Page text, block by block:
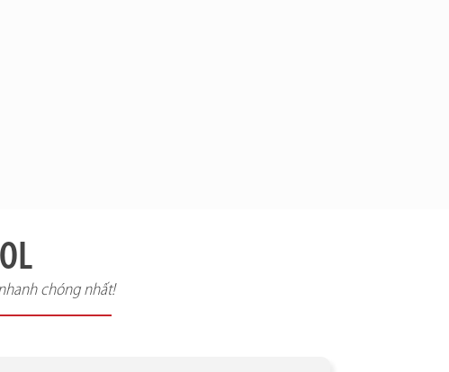
chóng nhất!